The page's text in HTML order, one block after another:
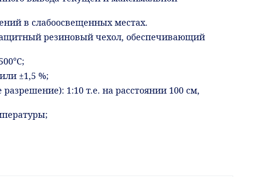
в слабоосвещенных местах.
резиновый чехол, обеспечивающий
±1,5 %;
1:10 т.е. на расстоянии 100 см,